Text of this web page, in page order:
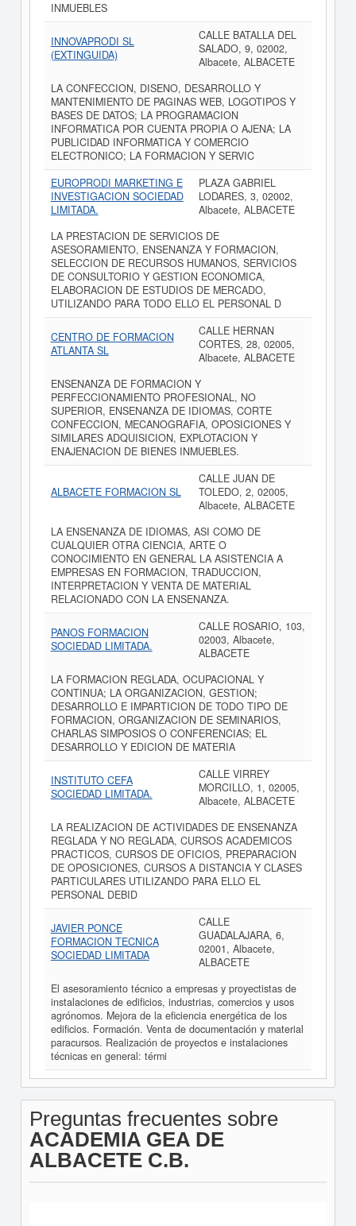
INMUEBLES
INNOVAPRODI SL
(EXTINGUIDA)
CALLE BATALLA DEL
SALADO, 9, 02002,
Albacete, ALBACETE
LA CONFECCION, DISENO, DESARROLLO Y
MANTENIMIENTO DE PAGINAS WEB, LOGOTIPOS Y
BASES DE DATOS; LA PROGRAMACION
INFORMATICA POR CUENTA PROPIA O AJENA; LA
PUBLICIDAD INFORMATICA Y COMERCIO
ELECTRONICO; LA FORMACION Y SERVIC
EUROPRODI MARKETING E
INVESTIGACION SOCIEDAD
LIMITADA.
PLAZA GABRIEL
LODARES, 3, 02002,
Albacete, ALBACETE
LA PRESTACION DE SERVICIOS DE
ASESORAMIENTO, ENSENANZA Y FORMACION,
SELECCION DE RECURSOS HUMANOS, SERVICIOS
DE CONSULTORIO Y GESTION ECONOMICA,
ELABORACION DE ESTUDIOS DE MERCADO,
UTILIZANDO PARA TODO ELLO EL PERSONAL D
CENTRO DE FORMACION
ATLANTA SL
CALLE HERNAN
CORTES, 28, 02005,
Albacete, ALBACETE
ENSENANZA DE FORMACION Y
PERFECCIONAMIENTO PROFESIONAL, NO
SUPERIOR, ENSENANZA DE IDIOMAS, CORTE
CONFECCION, MECANOGRAFIA, OPOSICIONES Y
SIMILARES ADQUISICION, EXPLOTACION Y
ENAJENACION DE BIENES INMUEBLES.
ALBACETE FORMACION SL
CALLE JUAN DE
TOLEDO, 2, 02005,
Albacete, ALBACETE
LA ENSENANZA DE IDIOMAS, ASI COMO DE
CUALQUIER OTRA CIENCIA, ARTE O
CONOCIMIENTO EN GENERAL LA ASISTENCIA A
EMPRESAS EN FORMACION, TRADUCCION,
INTERPRETACION Y VENTA DE MATERIAL
RELACIONADO CON LA ENSENANZA.
PANOS FORMACION
SOCIEDAD LIMITADA.
CALLE ROSARIO, 103,
02003, Albacete,
ALBACETE
LA FORMACION REGLADA, OCUPACIONAL Y
CONTINUA; LA ORGANIZACION, GESTION;
DESARROLLO E IMPARTICION DE TODO TIPO DE
FORMACION, ORGANIZACION DE SEMINARIOS,
CHARLAS SIMPOSIOS O CONFERENCIAS; EL
DESARROLLO Y EDICION DE MATERIA
INSTITUTO CEFA
SOCIEDAD LIMITADA.
CALLE VIRREY
MORCILLO, 1, 02005,
Albacete, ALBACETE
LA REALIZACION DE ACTIVIDADES DE ENSENANZA
REGLADA Y NO REGLADA, CURSOS ACADEMICOS
PRACTICOS, CURSOS DE OFICIOS, PREPARACION
DE OPOSICIONES, CURSOS A DISTANCIA Y CLASES
PARTICULARES UTILIZANDO PARA ELLO EL
PERSONAL DEBID
JAVIER PONCE
FORMACION TECNICA
SOCIEDAD LIMITADA
CALLE
GUADALAJARA, 6,
02001, Albacete,
ALBACETE
El asesoramiento técnico a empresas y proyectistas de
instalaciones de edificios, industrias, comercios y usos
agrónomos. Mejora de la eficiencia energética de los
edificios. Formación. Venta de documentación y material
paracursos. Realización de proyectos e instalaciones
técnicas en general: térmi
Preguntas frecuentes sobre
ACADEMIA GEA DE
ALBACETE C.B.